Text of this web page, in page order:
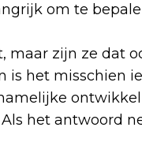
om te
zijn ze dat
is het misschien
het antwoord